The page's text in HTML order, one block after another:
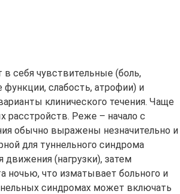
себя чувствительные (боль,
слабость, атрофии) и
клинического течения. Чаще
расстройств. Реже – начало с
обычно выражены незначительно и
для туннельного синдрома
движения (нагрузки), затем
ночью, что изматывает больного и
синдромах может включать